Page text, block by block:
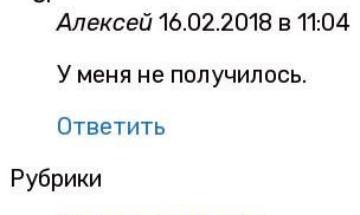
Алексей 16.02.2018 в 11:04
У меня не получилось.
Ответить
Рубрики